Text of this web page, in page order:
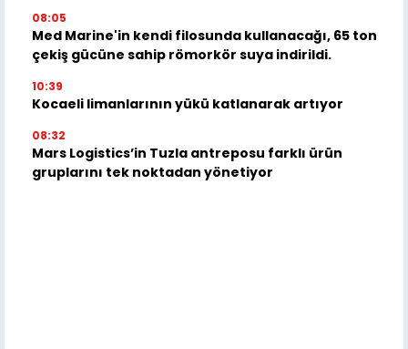
08:05
Med Marine'in kendi filosunda kullanacağı, 65 ton
çekiş gücüne sahip römorkör suya indirildi.
10:39
Kocaeli limanlarının yükü katlanarak artıyor
08:32
Mars Logistics’in Tuzla antreposu farklı ürün
gruplarını tek noktadan yönetiyor